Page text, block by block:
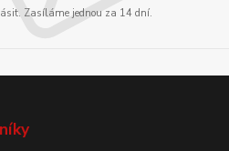
Zasíláme jednou za 14 dní.